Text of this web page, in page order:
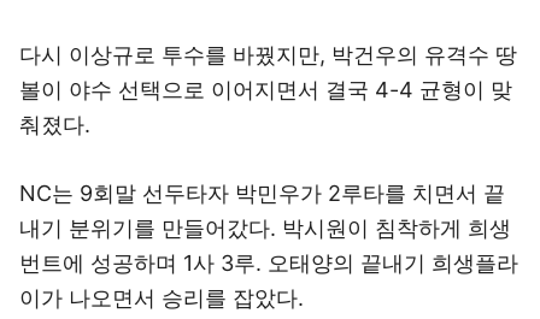
다시 이상규로 투수를 바꿨지만, 박건우의 유격수 땅
볼이 야수 선택으로 이어지면서 결국 4-4 균형이 맞
춰졌다.
NC는 9회말 선두타자 박민우가 2루타를 치면서 끝
내기 분위기를 만들어갔다. 박시원이 침착하게 희생
번트에 성공하며 1사 3루. 오태양의 끝내기 희생플라
이가 나오면서 승리를 잡았다.